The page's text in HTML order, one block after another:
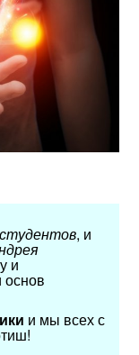
, и
и
основ
и мы всех с